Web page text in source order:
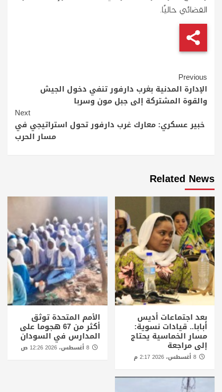
القضائي حاليًا.
Continue
Reading
Previous
الإدارة المدنية بغرب دارفور تنفي دخول الجيش
والقوة المشتركة إلى جبل مون وسربا
Next
خبير عسكري: معارك غرب دارفور تحول استراتيجي في
مسار الحرب
Related News
بعد اجتماعات أديس
أبابا.. قيادات نسوية:
مسار الخماسية يحتاج
إلى مراجعة
الأمم المتحدة توثق
أكثر من 67 هجوما على
المدارس في السودان
8 أغسطس، 2026 12:26 ص